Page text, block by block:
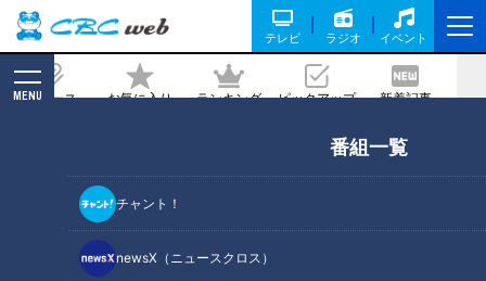
テレビ ラジオ イベント
ニュース お気に入り ランキング ピックアップ 新着記事
MENU
番組一覧
チャント！
newsX（ニュースクロス）
食卓へ！キユーピー３分クッキング宮本
和秀先生が卒業 最後の収録は約８００人
の視聴者が参加